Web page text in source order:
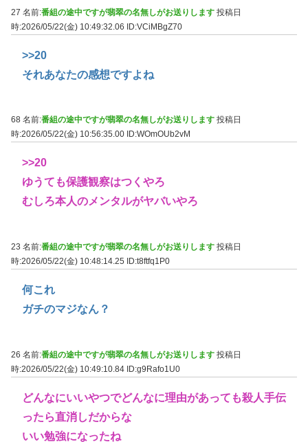
27 名前:番組の途中ですが翡翠の名無しがお送りします 投稿日
時:2026/05/22(金) 10:49:32.06 ID:VCiMBgZ70
>>20
それあなたの感想ですよね
68 名前:番組の途中ですが翡翠の名無しがお送りします 投稿日
時:2026/05/22(金) 10:56:35.00 ID:WOmOUb2vM
>>20
ゆうても保護観察はつくやろ
むしろ本人のメンタルがヤバいやろ
23 名前:番組の途中ですが翡翠の名無しがお送りします 投稿日
時:2026/05/22(金) 10:48:14.25
ID:t8ftfq1P0
何これ
ガチのマジなん？
26 名前:番組の途中ですが翡翠の名無しがお送りします 投稿日
時:2026/05/22(金) 10:49:10.84 ID:g9Rafo1U0
どんなにいいやつでどんなに理由があっても殺人手伝
ったら直消しだからな
いい勉強になったね